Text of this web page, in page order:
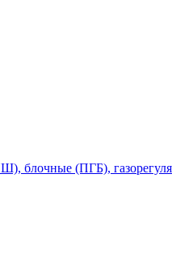
блочные (ПГБ),